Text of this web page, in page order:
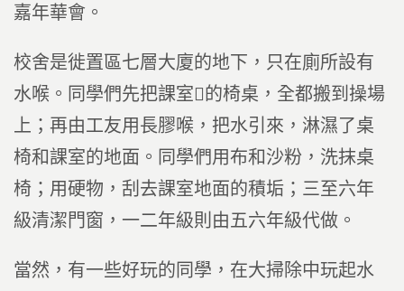
嘉年華會。
校舍是徙置區七層大廈的地下，只在廁所設有
水喉。同學們先把課室的椅桌，全都搬到操場
上；再由工友用長膠喉，把水引來，淋濕了桌
椅和課室的地面。同學們用布和沙粉，洗抹桌
椅；用硬物，刮去課室地面的積垢；三至六年
級清潔門窗，一二年級則由五六年級代做。
當然，有一些好玩的同學，在大掃除中玩起水